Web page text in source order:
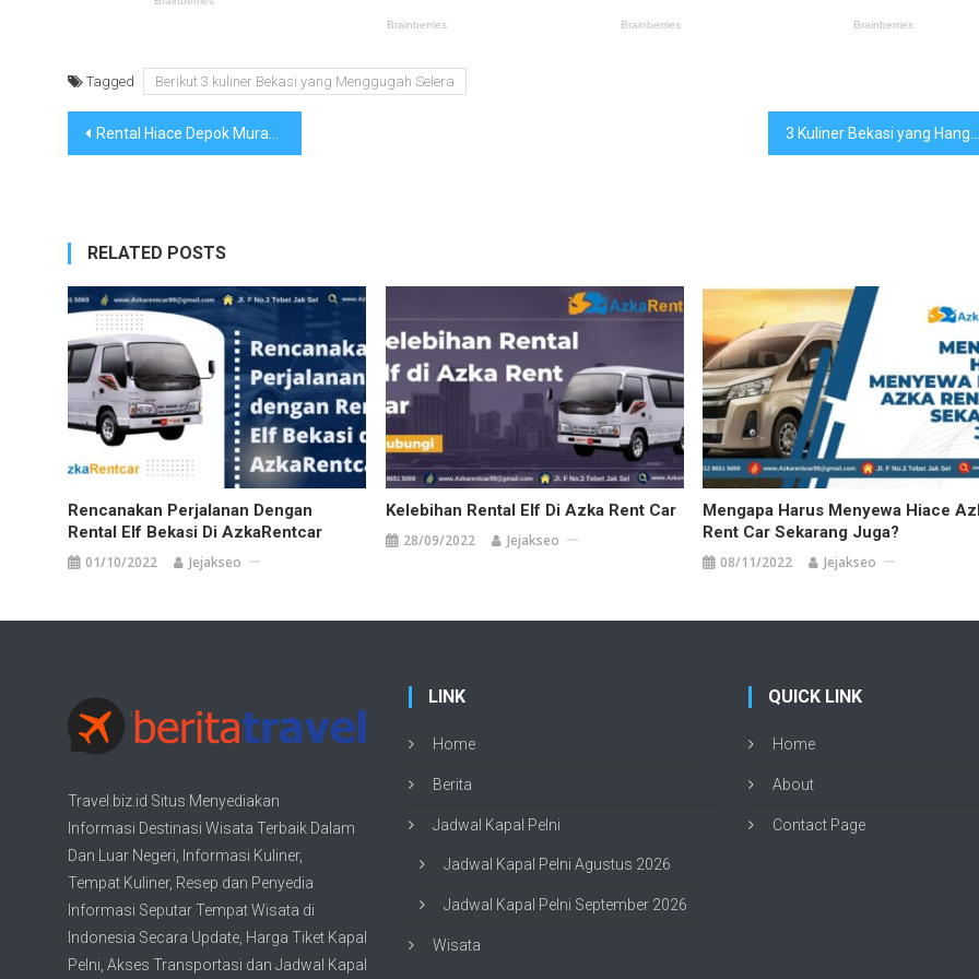
Tagged Berikut 3 kuliner Bekasi yang Menggugah Selera
Navigasi
Rental Hiace Depok Murah di AzkaRentcar
RELATED POSTS
Rencanakan Perjalanan Dengan
Rental Elf Bekasi Di AzkaRentcar
01/10/2022 Jejakseo
Kelebihan Rental Elf Di Azka Rent Car
28/09/2022 Jejakseo
Mengapa Harus Menyewa Hiace
Rent Car Sekarang Juga?
08/11/2022 Jejakseo
Travel.biz.id Situs Menyediakan
Informasi Destinasi Wisata Terbaik Dalam
Dan Luar Negeri, Informasi Kuliner,
Tempat Kuliner, Resep dan Penyedia
Informasi Seputar TempatWisata di
Indonesia Secara Update, Harga Tiket Kapal
Pelni , Akses Transportasi danJadwal Kapal
LINK
Home
Berita
Jadwal Kapal Pelni
Jadwal Kapal Pelni Agustus 2026
Jadwal Kapal Pelni September 2026
Wisata
QUICK LINK
Home
About
Contact Page